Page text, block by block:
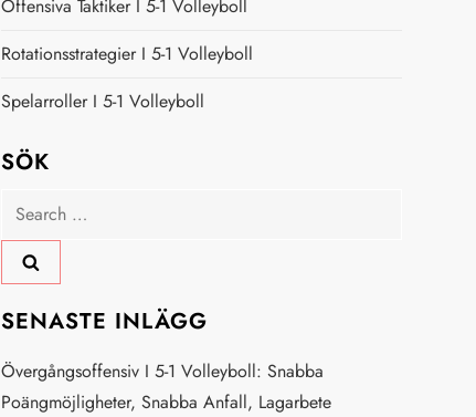
Offensiva Taktiker I 5-1 Volleyboll
Rotationsstrategier I 5-1 Volleyboll
Spelarroller I 5-1 Volleyboll
SÖK
Search
for:
SENASTE INLÄGG
Övergångsoffensiv I 5-1 Volleyboll: Snabba
Poängmöjligheter, Snabba Anfall, Lagarbete